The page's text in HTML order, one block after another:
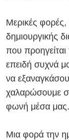
Μερικές φορές,
δημιουργικής
που προηγείται
επειδή συχνά
να
χαλαρώσουμε
φωνή μέσα μας.
Μια φορά την